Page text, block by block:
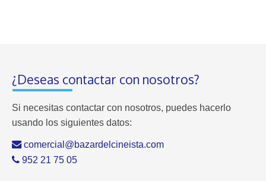
¿Deseas contactar con nosotros?
Si necesitas contactar con nosotros, puedes hacerlo
usando los siguientes datos:
comercial@bazardelcineista.com
952 21 75 05